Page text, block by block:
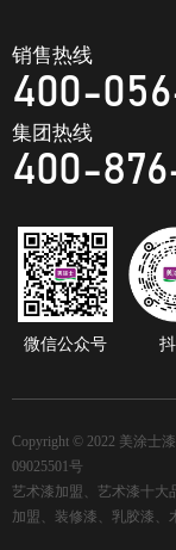
销售热线
400-
集团热线
400-
微信公众号
Copyright © 2022 美涂士
09025501号
艺术漆加盟、艺术漆十大
加盟、装修漆、乳胶漆